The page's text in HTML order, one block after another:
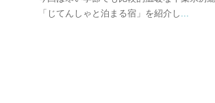
「じてんしゃと泊まる宿」を紹介し ...